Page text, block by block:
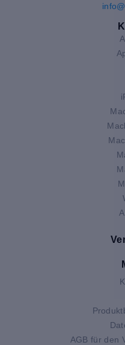
AGB für den